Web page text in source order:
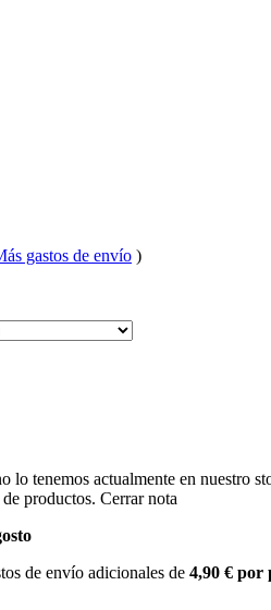
gastos de envío )
lo tenemos actualmente en nuestro
productos. Cerrar nota
de envío adicionales de 4,90 € por